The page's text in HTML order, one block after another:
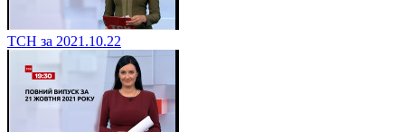
ТСН за 2021.10.22